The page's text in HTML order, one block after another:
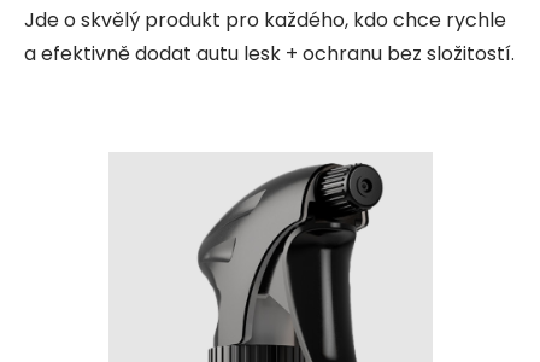
Jde o skvělý produkt pro každého, kdo chce rychle
a efektivně dodat autu lesk + ochranu bez složitostí.